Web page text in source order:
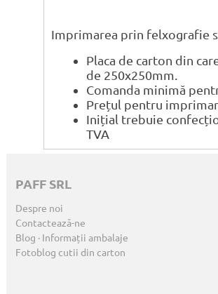
Imprimarea prin felxografie
Placa de carton din
de 250x250mm.
Comanda minimă
Prețul pentru
Inițial trebuie
TVA
PAFF SRL
Despre noi
Contactează-ne
Blog · Informații ambalaje
Fotoblog cutii din carton